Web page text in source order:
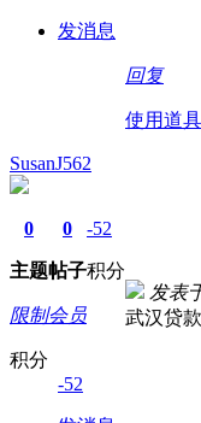
发消息
回复
使用道具
SusanJ562
0
主题
0
帖子
-52
积分
限制会员
积分
-52
发表
武汉贷